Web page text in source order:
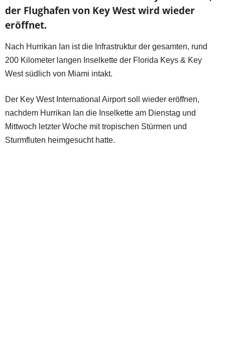
der Flughafen von Key West wird wieder
eröffnet.
Nach Hurrikan Ian ist die Infrastruktur der gesamten, rund
200 Kilometer langen Inselkette der Florida Keys & Key
West südlich von Miami intakt.
Der Key West International Airport soll wieder eröffnen,
nachdem Hurrikan Ian die Inselkette am Dienstag und
Mittwoch letzter Woche mit tropischen Stürmen und
Sturmfluten heimgesucht hatte.